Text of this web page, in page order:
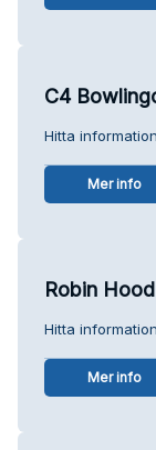
C4
Hitta
Mer info
Robin Hood
Hitta
Mer info